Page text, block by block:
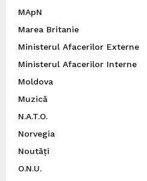
MApN
Marea Britanie
Ministerul Afacerilor Externe
Ministerul Afacerilor Interne
Moldova
Muzică
N.A.T.O.
Norvegia
Noutăți
O.N.U.